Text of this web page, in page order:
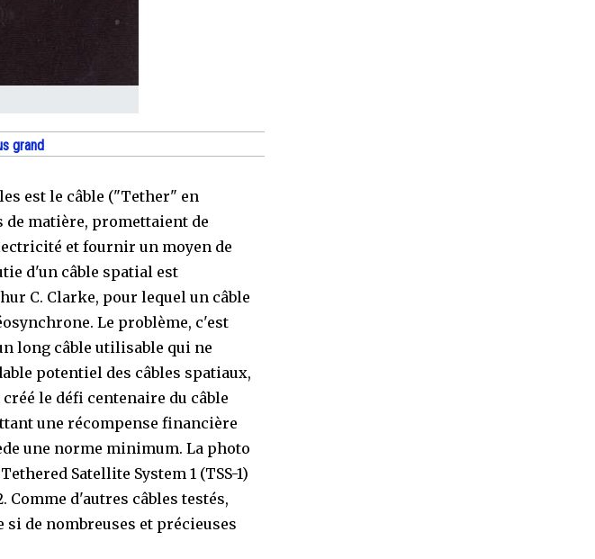
grand
est le câble ("Tether" en
de matière, promettaient de
et fournir un moyen de
d'un câble spatial est
C. Clarke, pour lequel un câble
Le problème, c'est
long câble utilisable qui ne
potentiel des câbles spatiaux,
le défi centenaire du câble
une récompense financière
une norme minimum. La photo
Satellite System 1 (TSS-1)
Comme d'autres câbles testés,
si de nombreuses et précieuses